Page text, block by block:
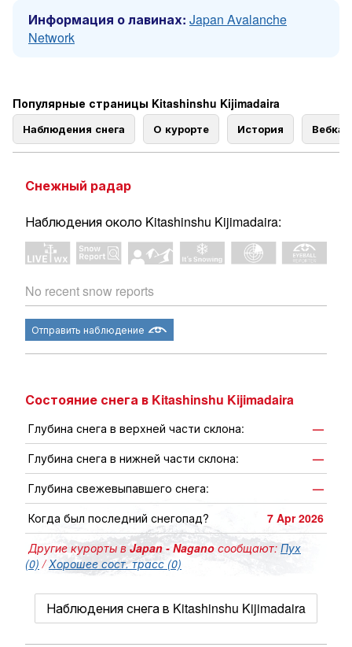
Информация о лавинах: Japan Avalanche
Network
Популярные страницы Kitashinshu Kijimadaira
Наблюдения снега О курорте История
Снежный радар
Наблюдения около Kitashinshu Kijimadaira:
No recent snow reports
Отправить наблюдение
Состояние снега в Kitashinshu Kijimadaira
Глубина снега в верхней части склона:
—
Глубина снега в нижней части склона:
—
Глубина свежевыпавшего снега:
—
Когда был последний снегопад?
7 Apr 2026
Другие курорты вJapan - Nagano сообщают: Пух
(0) /Хорошее сост. трасс (0)
Наблюдения снега в Kitashinshu Kijimadaira